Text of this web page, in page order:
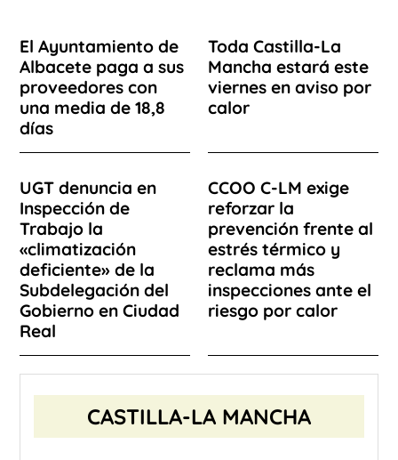
El Ayuntamiento de
Albacete paga a sus
proveedores con
una media de 18,8
días
Toda Castilla-La
Mancha estará este
viernes en aviso por
calor
UGT denuncia en
Inspección de
Trabajo la
«climatización
deficiente» de la
Subdelegación del
Gobierno en Ciudad
Real
CCOO C-LM exige
reforzar la
prevención frente al
estrés térmico y
reclama más
inspecciones ante el
riesgo por calor
CASTILLA-LA MANCHA